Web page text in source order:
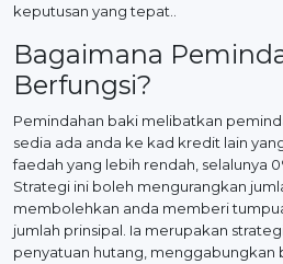
keputusan yang tepat..
Bagaimana
Berfungsi?
Pemindahan baki melibatkan
sedia ada anda ke kad kredit lain
faedah yang lebih rendah, selalunya
Strategi ini boleh mengurangkan
membolehkan anda memberi
jumlah prinsipal. Ia merupakan
penyatuan hutang, menggabungkan